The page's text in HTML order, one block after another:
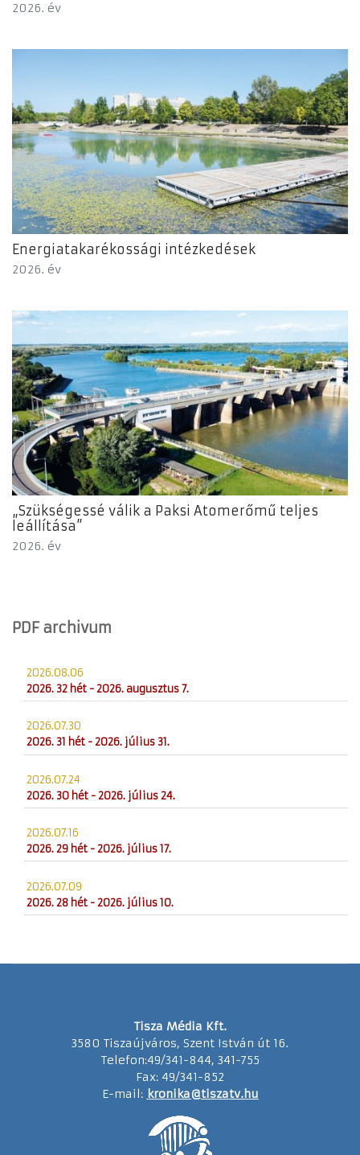
2026. év
Energiatakarékossági intézkedések
2026. év
„Szükségessé válik a Paksi Atomerőmű teljes
leállítása”
2026. év
PDF archivum
2026.08.06
2026. 32 hét - 2026. augusztus 7.
2026.07.30
2026. 31 hét - 2026. július 31.
2026.07.24
2026. 30 hét - 2026. július 24.
2026.07.16
2026. 29 hét - 2026. július 17.
2026.07.09
2026. 28 hét - 2026. július 10.
Tisza Média Kft.
3580 Tiszaújváros, Szent István út 16.
Telefon:49/341-844, 341-755
Fax: 49/341-852
E-mail: kronika@tiszatv.hu